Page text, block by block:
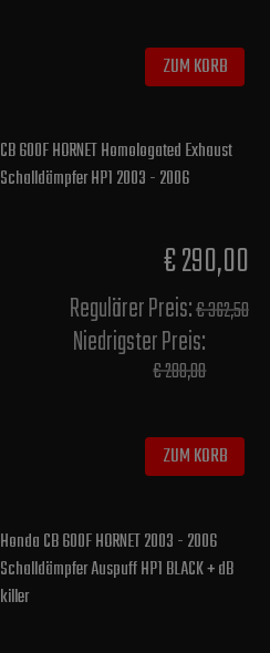
ZUM KORB
CB 600F HORNET Homologated Exhaust
Schalldämpfer HP1 2003 - 2006
€ 290,00
Regulärer Preis:€ 362,50
Niedrigster Preis:
€ 288,00
ZUM KORB
Honda CB 600F HORNET 2003 - 2006
Schalldämpfer Auspuff HP1 BLACK + dB
killer